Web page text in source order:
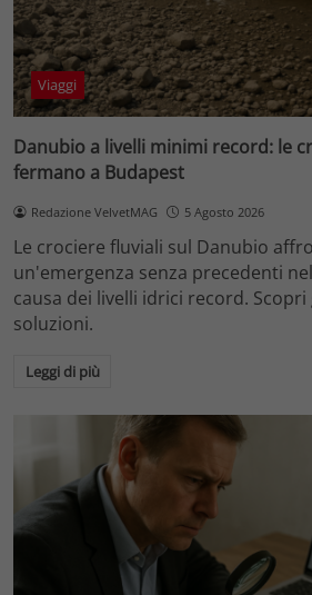
Viaggi
Danubio a livelli minimi record: le
fermano a Budapest
Redazione VelvetMAG 5 Agosto 2026
Le crociere fluviali sul Danubio
un'emergenza senza precedenti
causa dei livelli idrici record.
soluzioni.
Leggi di più